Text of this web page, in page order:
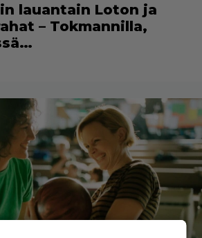
lauantain Loton ja
– Tokmannilla,